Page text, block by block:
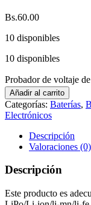
Bs.60.00
10 disponibles
10 disponibles
Probador de voltaje
Añadir al carrito
Categorías: Baterías,
Electrónicos
Descripción
Valoraciones (0)
Descripción
Este producto es